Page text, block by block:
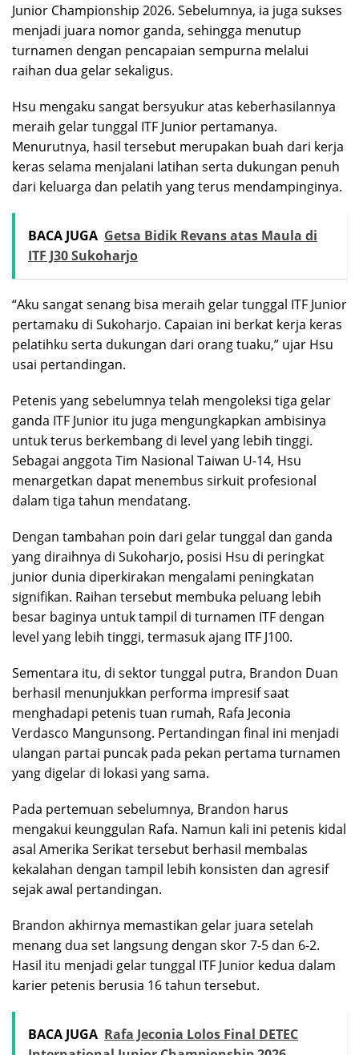
Junior Championship 2026. Sebelumnya, ia juga sukses
menjadi juara nomor ganda, sehingga menutup
turnamen dengan pencapaian sempurna melalui
raihan dua gelar sekaligus.
Hsu mengaku sangat bersyukur atas keberhasilannya
meraih gelar tunggal ITF Junior pertamanya.
Menurutnya, hasil tersebut merupakan buah dari kerja
keras selama menjalani latihan serta dukungan penuh
dari keluarga dan pelatih yang terus mendampinginya.
BACA JUGA Getsa Bidik Revans atas Maula di
ITF J30 Sukoharjo
“Aku sangat senang bisa meraih gelar tunggal ITF Junior
pertamaku di Sukoharjo. Capaian ini berkat kerja keras
pelatihku serta dukungan dari orang tuaku,” ujar Hsu
usai pertandingan.
Petenis yang sebelumnya telah mengoleksi tiga gelar
ganda ITF Junior itu juga mengungkapkan ambisinya
untuk terus berkembang di level yang lebih tinggi.
Sebagai anggota Tim Nasional Taiwan U-14, Hsu
menargetkan dapat menembus sirkuit profesional
dalam tiga tahun mendatang.
Dengan tambahan poin dari gelar tunggal dan ganda
yang diraihnya di Sukoharjo, posisi Hsu di peringkat
junior dunia diperkirakan mengalami peningkatan
signifikan. Raihan tersebut membuka peluang lebih
besar baginya untuk tampil di turnamen ITF dengan
level yang lebih tinggi, termasuk ajang ITF J100.
Sementara itu, di sektor tunggal putra, Brandon Duan
berhasil menunjukkan performa impresif saat
menghadapi petenis tuan rumah, Rafa Jeconia
Verdasco Mangunsong. Pertandingan final ini menjadi
ulangan partai puncak pada pekan pertama turnamen
yang digelar di lokasi yang sama.
Pada pertemuan sebelumnya, Brandon harus
mengakui keunggulan Rafa. Namun kali ini petenis kidal
asal Amerika Serikat tersebut berhasil membalas
kekalahan dengan tampil lebih konsisten dan agresif
sejak awal pertandingan.
Brandon akhirnya memastikan gelar juara setelah
menang dua set langsung dengan skor 7-5 dan 6-2.
Hasil itu menjadi gelar tunggal ITF Junior kedua dalam
karier petenis berusia 16 tahun tersebut.
BACA JUGA Rafa Jeconia Lolos Final DETEC